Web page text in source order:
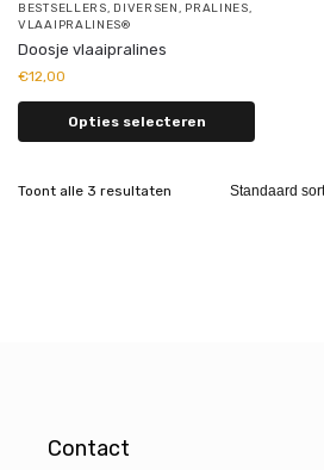
BESTSELLERS, DIVERSEN, PRALINES,
VLAAIPRALINES®
Doosje vlaaipralines
€12,00
Opties selecteren
Toont alle 3 resultaten
Contact